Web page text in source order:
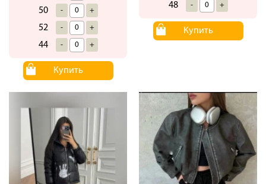
50 - +
52 - +
44 - +
Купить
48 - +
Купить